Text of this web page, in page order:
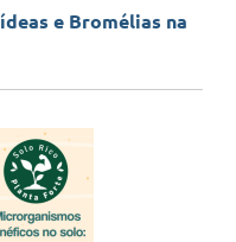
e Bromélias na